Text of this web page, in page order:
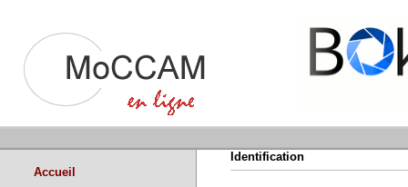
Accueil
Identification